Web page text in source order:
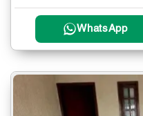
WhatsApp